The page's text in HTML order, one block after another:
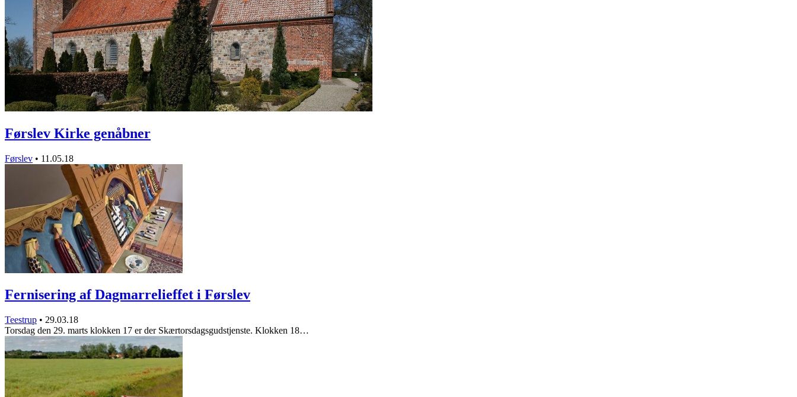
Førslev Kirke genåbner
Førslev • 11.05.18
Fernisering af Dagmarrelieffet i Førslev
Teestrup • 29.03.18
Torsdag den 29. marts klokken 17 er der Skærtorsdagsgudstjenste. Klokken 18…